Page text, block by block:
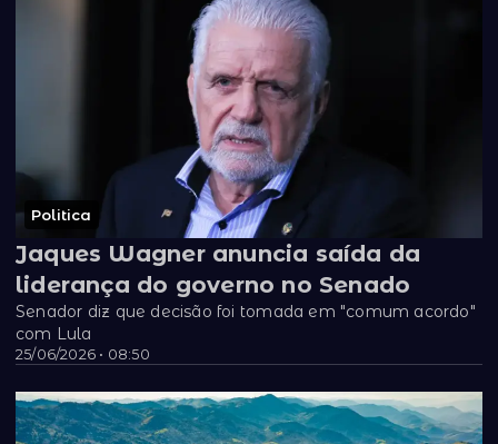
Politica
25/06/2026 • 08:50
Jaques Wagner anuncia saída da
liderança do governo no Senado
Senador diz que decisão foi tomada em "comum acordo"
com Lula